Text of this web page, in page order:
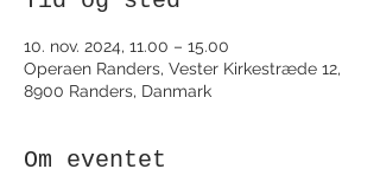
10. nov. 2024, 11.00 – 15.00
Operaen Randers, Vester Kirkestræde 12,
8900 Randers, Danmark
Om eventet